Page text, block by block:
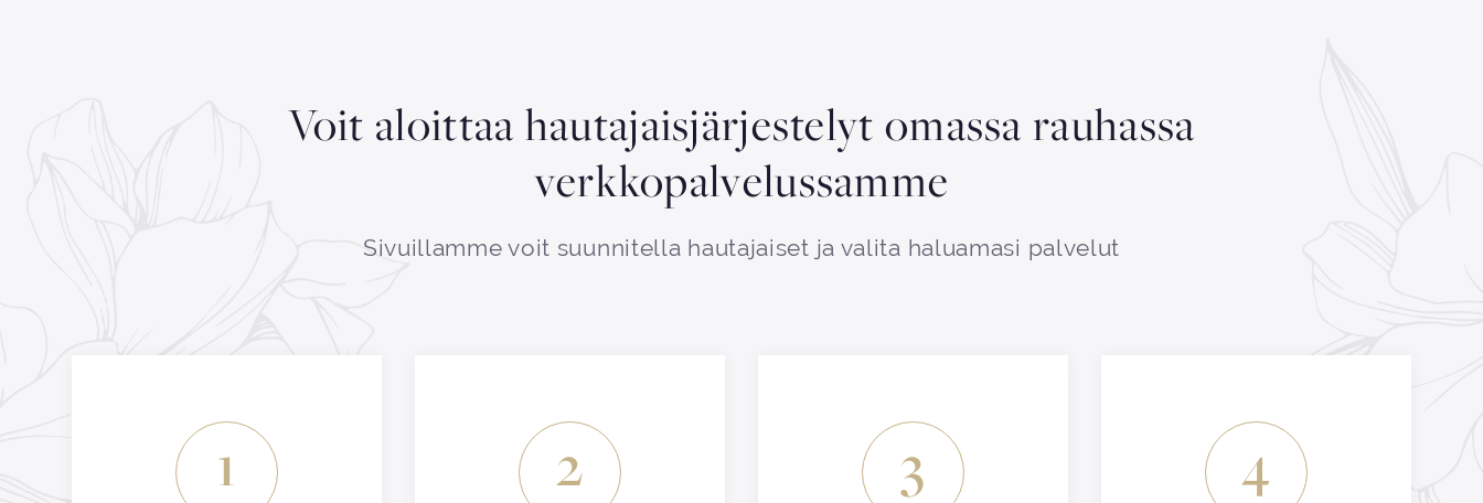
Voit aloittaa hautajaisjärjestelyt omassa rauhassa
verkkopalvelussamme
Sivuillamme voit suunnitella hautajaiset ja valita haluamasi palvelut
1 2 3 4